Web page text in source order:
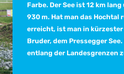
Farbe. Der See ist 12 km
930 m. Hat man das Hochtal
erreicht, ist man in
Bruder, dem Pressegger
entlang der Landesgrenzen